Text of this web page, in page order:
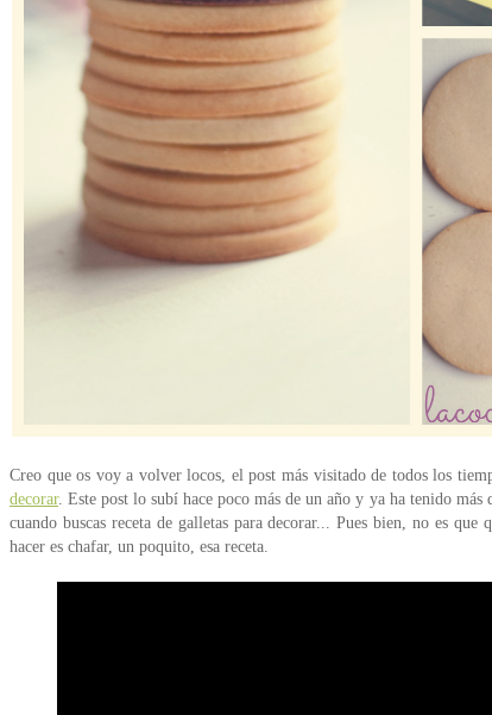
Creo que os voy a volver locos, el post más visitado de todos los
decorar. Este post lo subí hace poco más de un año y ya ha tenido más
cuando buscas receta de galletas para decorar... Pues bien, no es
hacer es chafar, un poquito, esa receta.